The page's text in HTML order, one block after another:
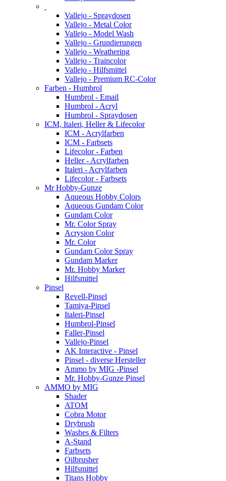
Vallejo - Spraydosen
Vallejo - Metal Color
Vallejo - Model Wash
Vallejo - Grundierungen
Vallejo - Weathering
Vallejo - Traincolor
Vallejo - Hilfsmittel
Vallejo - Premium RC-Color
Farben - Humbrol
Humbrol - Email
Humbrol - Acryl
Humbrol - Spraydosen
ICM, Italeri, Heller & Lifecolor
ICM - Acrylfarben
ICM - Farbsets
Lifecolor - Farben
Heller - Acrylfarben
Italeri - Acrylfarben
Lifecolor - Farbsets
Mr Hobby-Gunze
Aqueous Hobby Colors
Aqueous Gundam Color
Gundam Color
Mr. Color Spray
Acrysion Color
Mr. Color
Gundam Color Spray
Gundam Marker
Mr. Hobby Marker
Hilfsmittel
Pinsel
Revell-Pinsel
Tamiya-Pinsel
Italeri-Pinsel
Humbrol-Pinsel
Faller-Pinsel
Vallejo-Pinsel
AK Interactive - Pinsel
Pinsel - diverse Hersteller
Ammo by MIG -Pinsel
Mr. Hobby-Gunze Pinsel
AMMO by MIG
Shader
ATOM
Cobra Motor
Drybrush
Washes & Filters
A-Stand
Farbsets
Oilbrusher
Hilfsmittel
Titans Hobby